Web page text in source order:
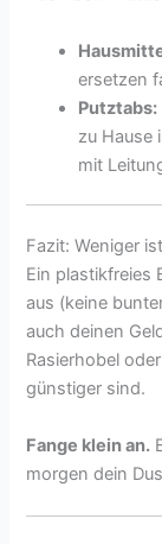
ersetzen
Putztabs:
zu Hause
mit
Fazit: Weniger
Ein plastikfreies
aus (keine
auch deinen
Rasierhobel
günstiger sind.
Fange klein an.
morgen dein